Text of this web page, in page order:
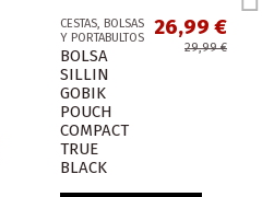
CESTAS, BOLSAS
Y PORTABULTOS
BOLSA
SILLIN
GOBIK
POUCH
COMPACT
TRUE
BLACK
26,99 €
29,99 €